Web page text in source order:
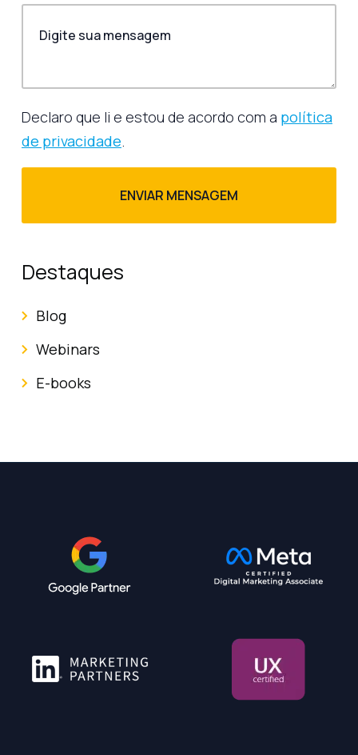
Declaro que li e estou de acordo com a política
de privacidade.
Destaques
Blog
Webinars
E-books